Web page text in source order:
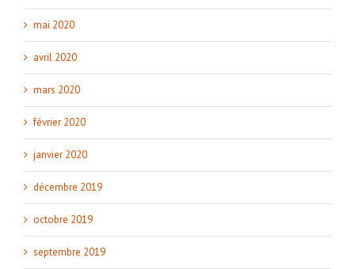
mai 2020
avril 2020
mars 2020
février 2020
janvier 2020
décembre 2019
octobre 2019
septembre 2019